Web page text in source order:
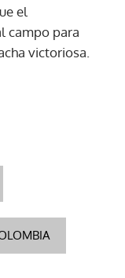
el
campo para
victoriosa.